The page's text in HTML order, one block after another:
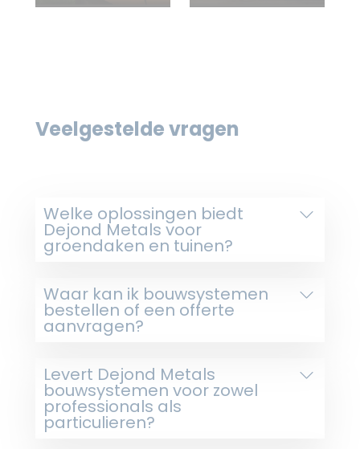
Veelgestelde vragen
Welke oplossingen biedt
Dejond Metals voor
groendaken en tuinen?
Waar kan ik bouwsystemen
bestellen of een offerte
aanvragen?
Levert Dejond Metals
bouwsystemen voor zowel
professionals als
particulieren?